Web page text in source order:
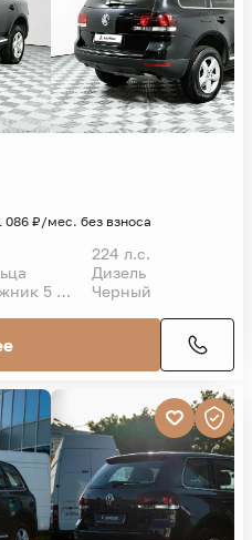
086 ₽/мес. без взноса
224 л.с.
Дизель
Внедорожник 5 дв. Черный